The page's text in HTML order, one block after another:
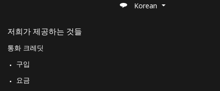
저희가 제공하는 것들
통화 크레딧
구입
요금
Korean